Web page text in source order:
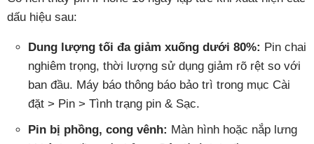
dấu hiệu sau:
Dung lượng tối đa giảm xuống dưới 80%: Pin chai
nghiêm trọng, thời lượng sử dụng giảm rõ rệt so với
ban đầu. Máy báo thông báo bảo trì trong mục Cài
đặt > Pin > Tình trạng pin & Sạc.
Pin bị phồng, cong vênh: Màn hình hoặc nắp lưng